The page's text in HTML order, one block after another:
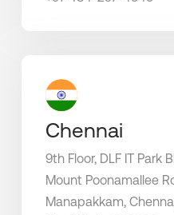
Chennai
9th Floor, DLF IT Park
Mount Poonamallee
Manapakkam,